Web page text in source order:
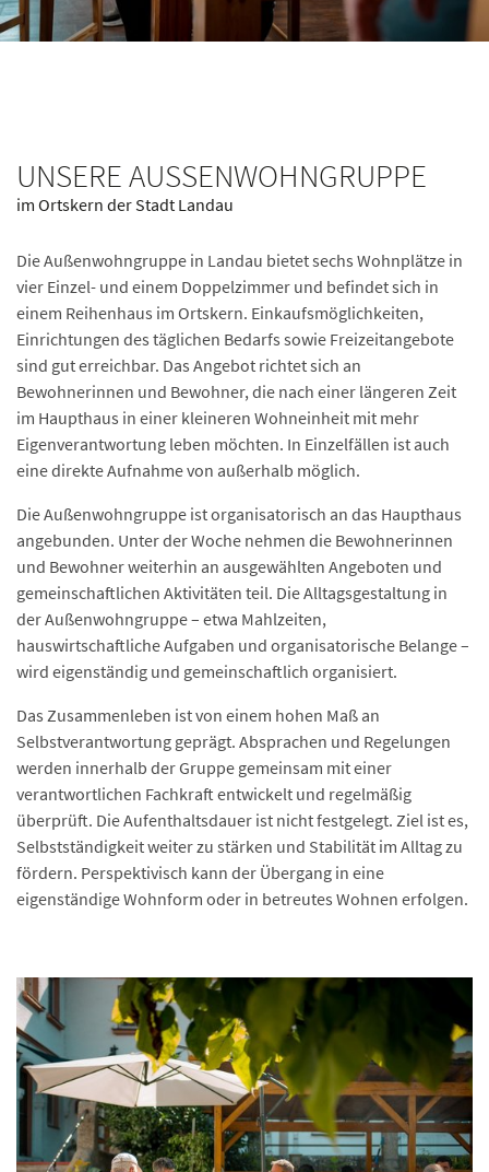
UNSERE AUSSENWOHNGRUPPE
im Ortskern der Stadt Landau
Die Außenwohngruppe in Landau bietet sechs Wohnplätze in
vier Einzel- und einem Doppelzimmer und befindet sich in
einem Reihenhaus im Ortskern. Einkaufsmöglichkeiten,
Einrichtungen des täglichen Bedarfs sowie Freizeitangebote
sind gut erreichbar. Das Angebot richtet sich an
Bewohnerinnen und Bewohner, die nach einer längeren Zeit
im Haupthaus in einer kleineren Wohneinheit mit mehr
Eigenverantwortung leben möchten. In Einzelfällen ist auch
eine direkte Aufnahme von außerhalb möglich.
Die Außenwohngruppe ist organisatorisch an das Haupthaus
angebunden. Unter der Woche nehmen die Bewohnerinnen
und Bewohner weiterhin an ausgewählten Angeboten und
gemeinschaftlichen Aktivitäten teil. Die Alltagsgestaltung in
der Außenwohngruppe – etwa Mahlzeiten,
hauswirtschaftliche Aufgaben und organisatorische Belange –
wird eigenständig und gemeinschaftlich organisiert.
Das Zusammenleben ist von einem hohen Maß an
Selbstverantwortung geprägt. Absprachen und Regelungen
werden innerhalb der Gruppe gemeinsam mit einer
verantwortlichen Fachkraft entwickelt und regelmäßig
überprüft. Die Aufenthaltsdauer ist nicht festgelegt. Ziel ist es,
Selbstständigkeit weiter zu stärken und Stabilität im Alltag zu
fördern. Perspektivisch kann der Übergang in eine
eigenständige Wohnform oder in betreutes Wohnen erfolgen.